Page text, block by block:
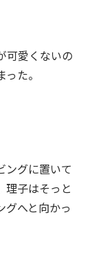
可愛くないの
た。
ングに置いて
理子はそっと
グへと向かっ